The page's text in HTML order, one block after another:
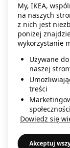
My, IKEA,
na naszych
z nich jest
poniżej
wykorzystanie
Używane
naszej
treści
Dowiedz się
Akceptuj